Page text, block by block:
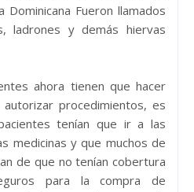
Dominicana Fueron llamados
ladrones y demás hiervas
ahora tienen que hacer
procedimientos, es
tenían que ir a las
medicinas y que muchos de
de que no tenían cobertura
para la compra de